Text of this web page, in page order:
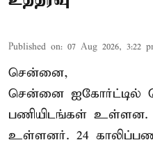
Published on: 07 Aug 2026, 3:22
சென்னை,
சென்னை ஐகோர்ட்டில்
பணியிடங்கள் உள்ளன.
உள்ளனர். 24